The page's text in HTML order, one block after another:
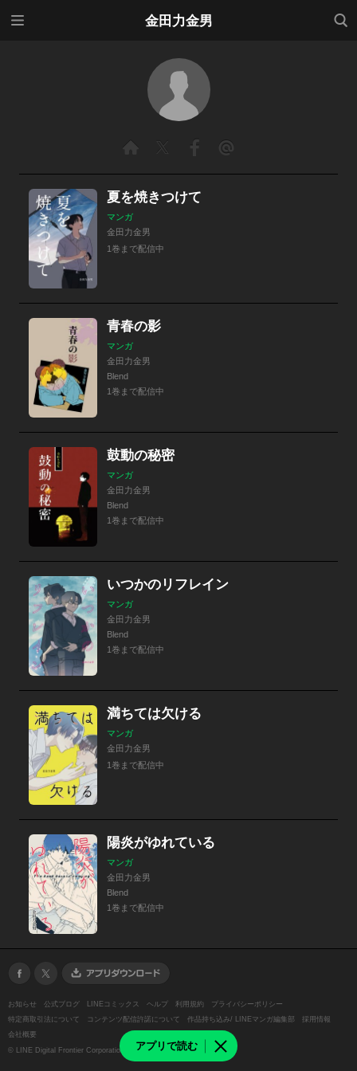
金田力金男
検索
アプリで読む
夏を焼きつけて
マンガ
金田力金男
1巻まで配信中
青春の影
マンガ
金田力金男
Blend
1巻まで配信中
鼓動の秘密
マンガ
金田力金男
Blend
1巻まで配信中
いつかのリフレイン
マンガ
金田力金男
Blend
1巻まで配信中
満ちては欠ける
マンガ
金田力金男
1巻まで配信中
陽炎がゆれている
マンガ
金田力金男
Blend
1巻まで配信中
お知らせ 公式ブログ LINEコミックス ヘルプ 利用規約
プライバシーポリシー
特定商取引法について
コンテンツ配信許諾について 作品持ち込み/ LINEマンガ編集部
採用情報
会社概要
© LINE Digital Frontier Corporation